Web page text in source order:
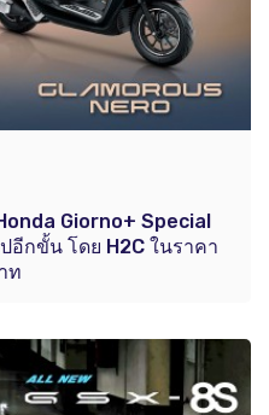
Giorno+ Special
อีกขั้น โดย H2C ในราคา
ท